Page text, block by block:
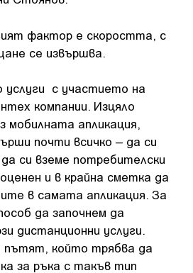
фактор е скоростта, с
се извършва.
услуги с участието на
компании. Изцяло
мобилната апликация,
почти всичко – да си
си вземе потребителски
и в крайна сметка да
в самата апликация. За
да започнем да
дистанционни услуги.
който трябва да
за ръка с такъв тип